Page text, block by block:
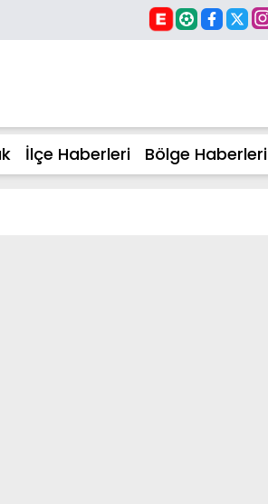
İlçe Haberleri Bölge Haberleri